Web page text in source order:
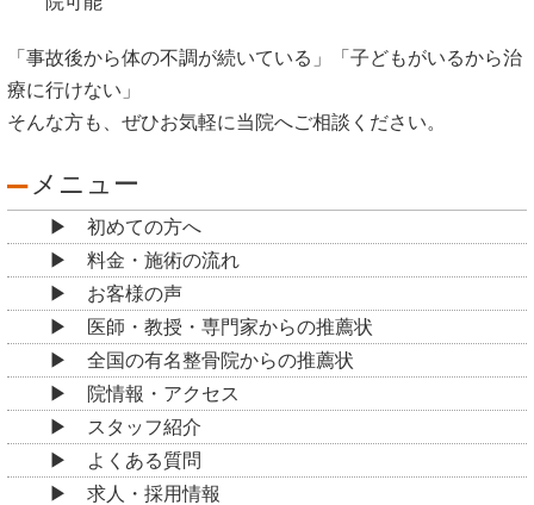
「事故後から体の不調が続いている」「子どもがいるから治
療に行けない」
そんな方も、ぜひお気軽に当院へご相談ください。
メニュー
初めての方へ
料金・施術の流れ
お客様の声
医師・教授・専門家からの推薦状
全国の有名整骨院からの推薦状
院情報・アクセス
スタッフ紹介
よくある質問
求人・採用情報